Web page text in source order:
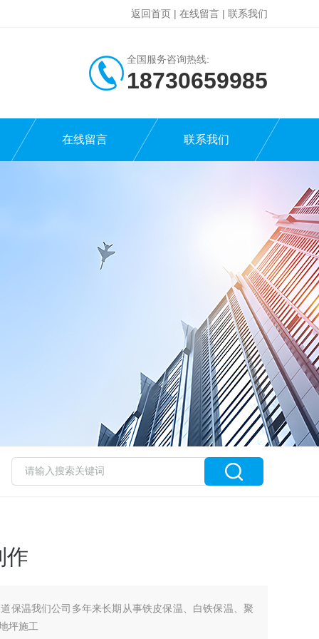
返回首页 | 在线留言 | 联系我们
全国服务咨询热线:
18730659985
在线留言 联系我们
作
保温我们公司多年来长期从事铁皮保温、白铁保温、聚
坪施工